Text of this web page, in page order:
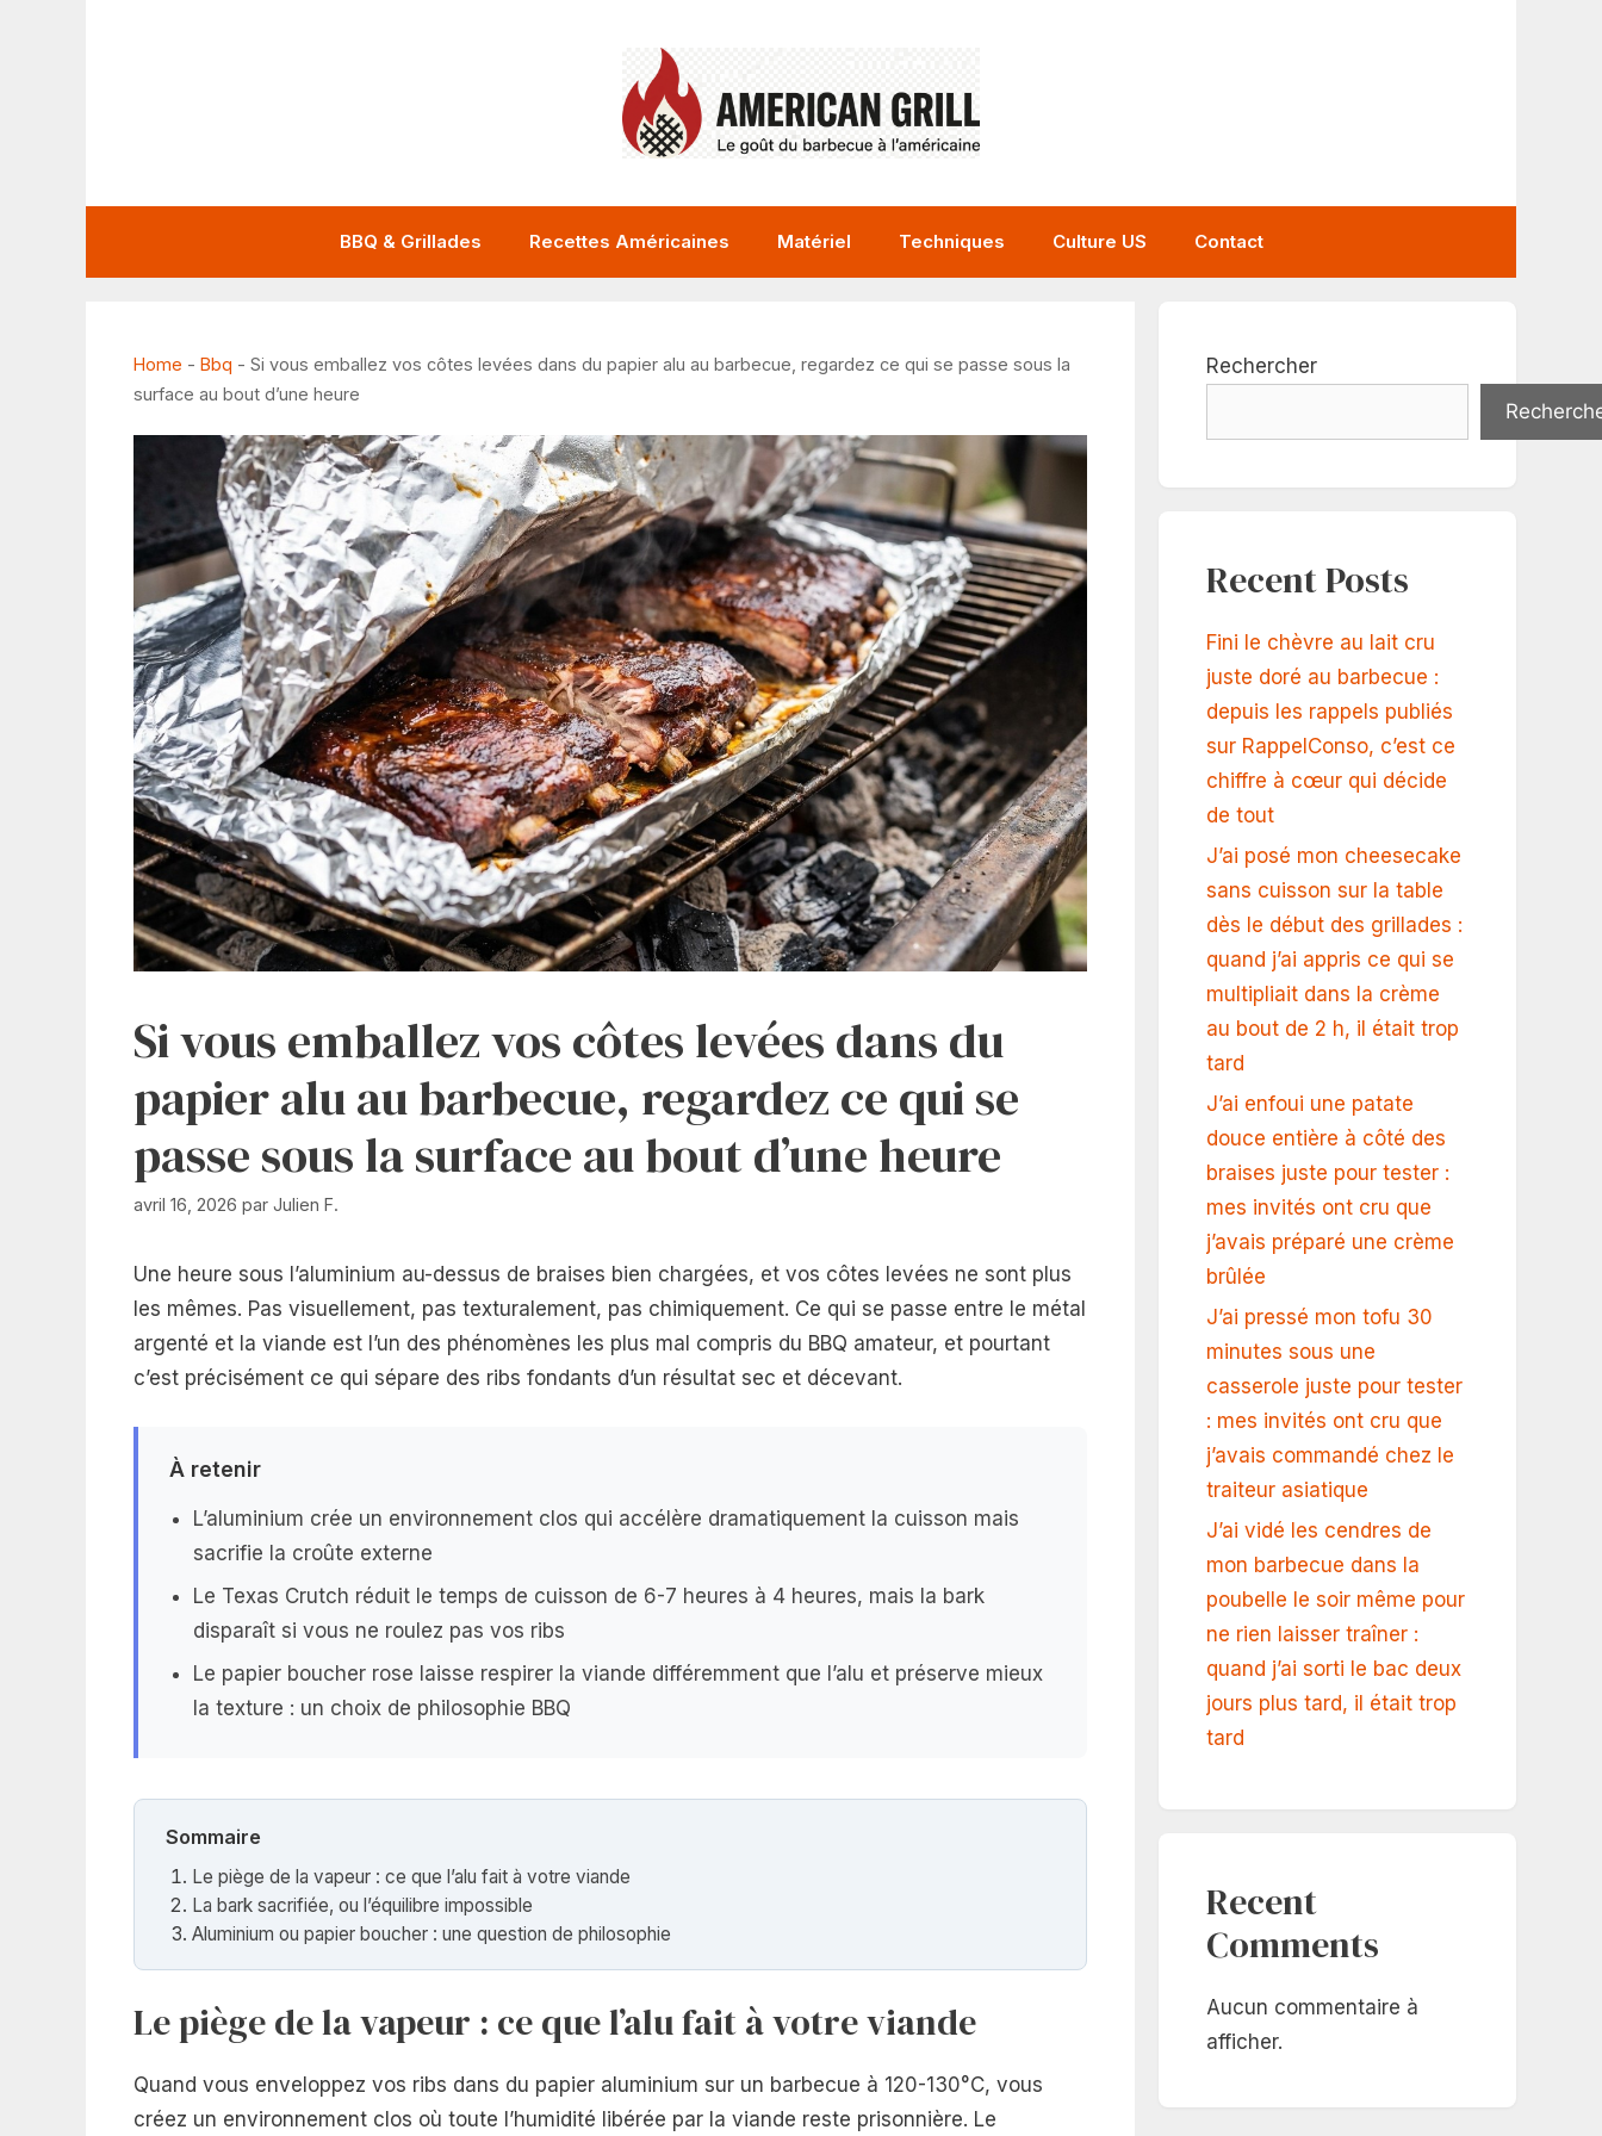
BBQ & Grillades Recettes Américaines Matériel Techniques Culture US Contact
Home - Bbq - Si vous emballez vos côtes levées dans du papier alu au barbecue, regardez ce qui se passe sous la
surface au bout d’une heure
Si vous emballez vos côtes levées dans du
papier alu au barbecue, regardez ce qui se
passe sous la surface au bout d’une heure
avril 16, 2026 par Julien F.
Une heure sous l’aluminium au-dessus de braises bien chargées, et vos côtes levées ne sont plus
les mêmes. Pas visuellement, pas texturalement, pas chimiquement. Ce qui se passe entre le métal
argenté et la viande est l’un des phénomènes les plus mal compris du BBQ amateur, et pourtant
c’est précisément ce qui sépare des ribs fondants d’un résultat sec et décevant.
À retenir
L’aluminium crée un environnement clos qui accélère dramatiquement la cuisson mais
sacrifie la croûte externe
Le Texas Crutch réduit le temps de cuisson de 6-7 heures à 4 heures, mais la bark
disparaît si vous ne roulez pas vos ribs
Le papier boucher rose laisse respirer la viande différemment que l’alu et préserve mieux
la texture : un choix de philosophie BBQ
Sommaire
Le piège de la vapeur : ce que l’alu fait à votre viande
La bark sacrifiée, ou l’équilibre impossible
Aluminium ou papier boucher : une question de philosophie
Le piège de la vapeur : ce que l’alu fait à votre viande
Quand vous enveloppez vos ribs dans du papier aluminium sur un barbecue à 120-130°C, vous
créez un environnement clos où toute l’humidité libérée par la viande reste prisonnière. Le
Rechercher
Recent Posts
Fini le chèvre au lait cru
juste doré au barbecue :
depuis les rappels publiés
sur RappelConso, c’est ce
chiffre à cœur qui décide
de tout
J’ai posé mon cheesecake
sans cuisson sur la table
dès le début des grillades :
quand j’ai appris ce qui se
multipliait dans la crème
au bout de 2 h, il était trop
tard
J’ai enfoui une patate
douce entière à côté des
braises juste pour tester :
mes invités ont cru que
j’avais préparé une crème
brûlée
J’ai pressé mon tofu 30
minutes sous une
casserole juste pour tester
: mes invités ont cru que
j’avais commandé chez le
traiteur asiatique
J’ai vidé les cendres de
mon barbecue dans la
poubelle le soir même pour
ne rien laisser traîner :
quand j’ai sorti le bac deux
jours plus tard, il était trop
tard
Recent
Comments
Aucun commentaire à
afficher.